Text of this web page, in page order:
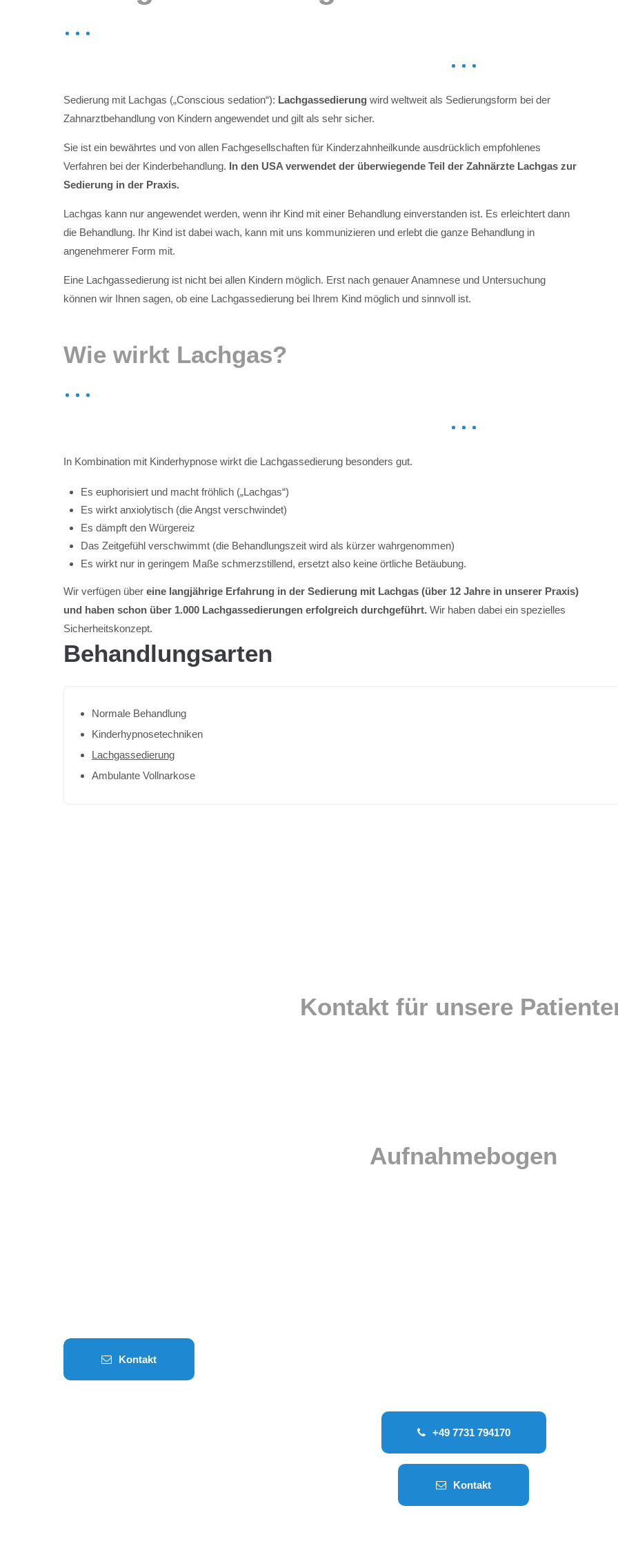
Sedierung mit Lachgas („Conscious sedation“): Lachgassedierung wird weltweit als Sedierungsform bei der
Zahnarztbehandlung von Kindern angewendet und gilt als sehr sicher.
Sie ist ein bewährtes und von allen Fachgesellschaften für Kinderzahnheilkunde ausdrücklich empfohlenes
Verfahren bei der Kinderbehandlung. In den USA verwendet der überwiegende Teil der Zahnärzte Lachgas zur
Sedierung in der Praxis.
Lachgas kann nur angewendet werden, wenn ihr Kind mit einer Behandlung einverstanden ist. Es erleichtert dann
die Behandlung. Ihr Kind ist dabei wach, kann mit uns kommunizieren und erlebt die ganze Behandlung in
angenehmerer Form mit.
Eine Lachgassedierung ist nicht bei allen Kindern möglich. Erst nach genauer Anamnese und Untersuchung
können wir Ihnen sagen, ob eine Lachgassedierung bei Ihrem Kind möglich und sinnvoll ist.
Wie wirkt Lachgas?
In Kombination mit Kinderhypnose wirkt die Lachgassedierung besonders gut.
Es euphorisiert und macht fröhlich („Lachgas“)
Es wirkt anxiolytisch (die Angst verschwindet)
Es dämpft den Würgereiz
Das Zeitgefühl verschwimmt (die Behandlungszeit wird als kürzer wahrgenommen)
Es wirkt nur in geringem Maße schmerzstillend, ersetzt also keine örtliche Betäubung.
Wir verfügen über eine langjährige Erfahrung in der Sedierung mit Lachgas (über 12 Jahre in unserer Praxis)
und haben schon über 1.000 Lachgassedierungen erfolgreich durchgeführt. Wir haben dabei ein spezielles
Sicherheitskonzept.
Behandlungsarten
Normale Behandlung
Kinderhypnosetechniken
Lachgassedierung
Ambulante Vollnarkose
Kontakt für unsere
Aufnahmebogen
Kontakt
+49 7731 794170
Kontakt